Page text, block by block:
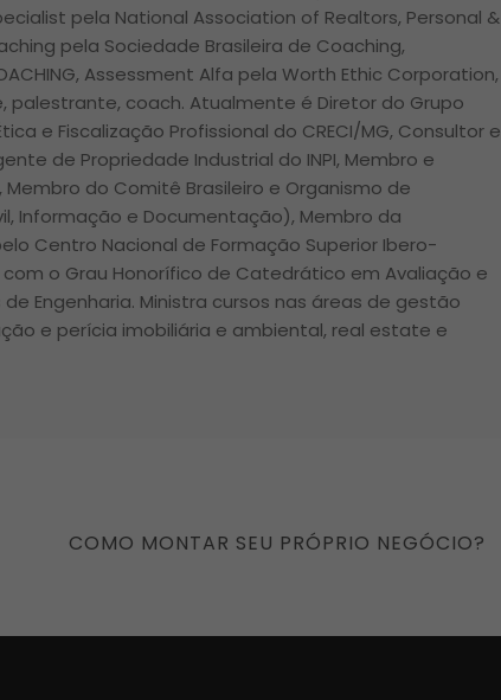
pela National Association of Realtors, Personal &
pela Sociedade Brasileira de Coaching,
Assessment Alfa pela Worth Ethic Corporation,
coach. Atualmente é Diretor do Grupo
e Fiscalização Profissional do CRECI/MG, Consultor e
de Propriedade Industrial do INPI, Membro e
Membro do Comitê Brasileiro e Organismo de
Informação e Documentação), Membro da
Centro Nacional de Formação Superior Ibero-
o Grau Honorífico de Catedrático em Avaliação e
Engenharia. Ministra cursos nas áreas de gestão
e perícia imobiliária e ambiental, real estate e
NEXT
COMO MONTAR SEU PRÓPRIO NEGÓCIO?